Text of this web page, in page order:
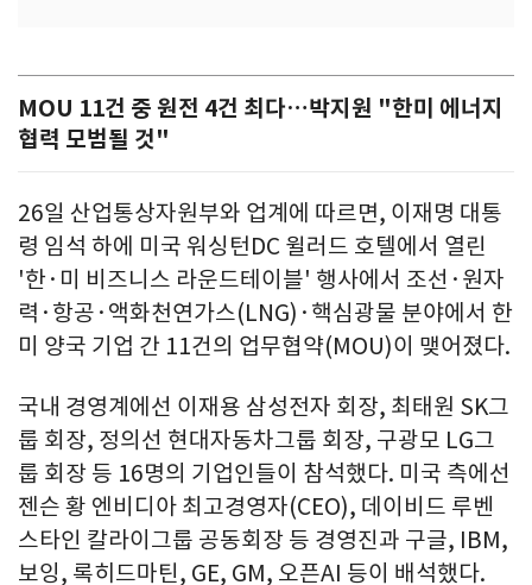
MOU 11건 중 원전 4건 최다…박지원 "한미 에너지
협력 모범될 것"
26일 산업통상자원부와 업계에 따르면, 이재명 대통
령 임석 하에 미국 워싱턴DC 윌러드 호텔에서 열린
'한·미 비즈니스 라운드테이블' 행사에서 조선·원자
력·항공·액화천연가스(LNG)·핵심광물 분야에서 한
미 양국 기업 간 11건의 업무협약(MOU)이 맺어졌다.
국내 경영계에선 이재용 삼성전자 회장, 최태원 SK그
룹 회장, 정의선 현대자동차그룹 회장, 구광모 LG그
룹 회장 등 16명의 기업인들이 참석했다. 미국 측에선
젠슨 황 엔비디아 최고경영자(CEO), 데이비드 루벤
스타인 칼라이그룹 공동회장 등 경영진과 구글, IBM,
보잉, 록히드마틴, GE, GM, 오픈AI 등이 배석했다.